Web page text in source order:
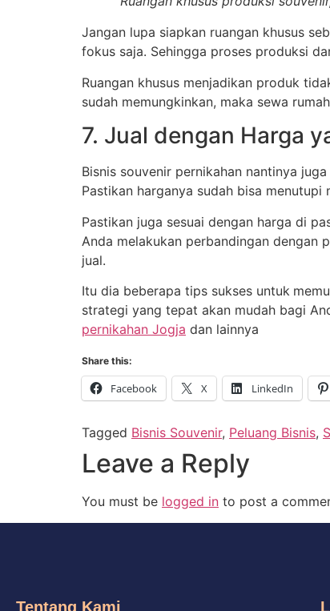
Jangan lupa siapkan ruangan khusus
fokus saja. Sehingga proses produksi
Ruangan khusus menjadikan produk
sudah memungkinkan, maka sewa
7. Jual dengan Harga
Bisnis souvenir pernikahan nantinya
Pastikan harganya sudah bisa
Pastikan juga sesuai dengan harga di
Anda melakukan perbandingan dengan
jual.
Itu dia beberapa tips sukses untuk
strategi yang tepat akan mudah bagi
pernikahan Jogja dan lainnya
Share this:
Facebook X LinkedIn
Tagged Bisnis Souvenir, Peluang Bisnis,
Leave a Reply
You must be logged in to post a
Tentang Kami